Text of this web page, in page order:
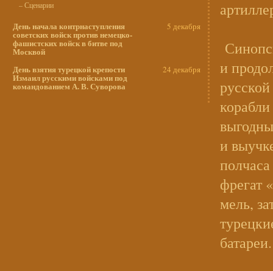
– Сценарии
День начала контрнаступления
советских войск против немецко-
фашистских войск в битве под
Москвой
5 декабря
День взятия турецкой крепости
Измаил русскими войсками под
командованием А. В. Суворова
24 декабря
и
и
фрегат
мель,
батареи.